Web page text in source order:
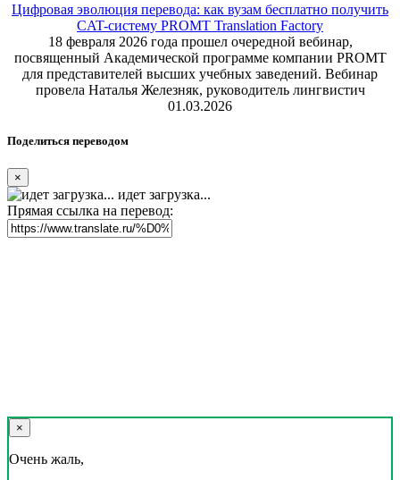
Цифровая эволюция перевода: как вузам бесплатно получить
CAT-систему PROMT Translation Factory
18 февраля 2026 года прошел очередной вебинар,
посвященный Академической программе компании PROMT
для представителей высших учебных заведений. Вебинар
провела Наталья Железняк, руководитель лингвистич
01.03.2026
Поделиться переводом
×
идет загрузка...
Прямая ссылка на перевод:
×
Очень жаль,